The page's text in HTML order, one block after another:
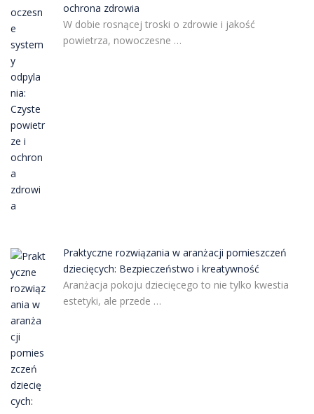
ochrona zdrowia
W dobie rosnącej troski o zdrowie i jakość
powietrza, nowoczesne …
Praktyczne rozwiązania w aranżacji pomieszczeń
dziecięcych: Bezpieczeństwo i kreatywność
Aranżacja pokoju dziecięcego to nie tylko kwestia
estetyki, ale przede …